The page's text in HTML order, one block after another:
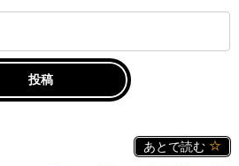
あとで読む